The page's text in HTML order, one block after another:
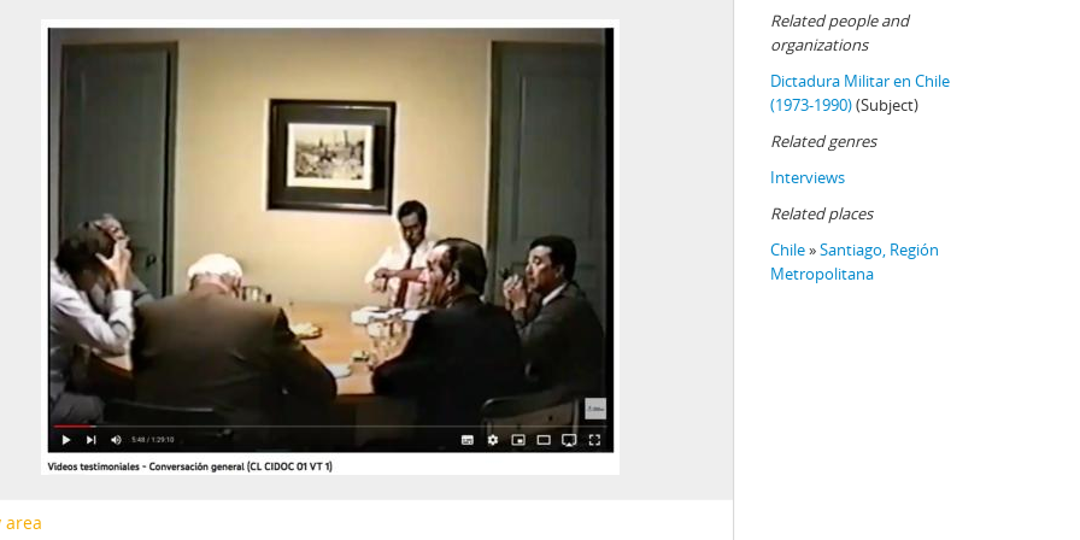
29 - Bernstein, S. - Philippi, B.
30 - Cubillos, Hernán (IV)
32 - Prieto, A. - Guzmán, J. A.
35 - Errázuriz, Hernán Felipe (I)
36 - Seguel, Enrique
37 - Recabarren, Antonio
38 - Costabal, Martín
39 - Selume, Jorge
40 - Errázuriz, Hernán Felipe (II)
41 - Luders, Rolf
42 - Buchi, Hernán
43 - Peñafiel, R. - Silva, F.
44 - Büchi, Hernán
area
Related people and
organizations
Dictadura Militar en Chile
(1973-1990)(Subject)
Related genres
Interviews
Related places
Chile»Santiago, Región
Metropolitana